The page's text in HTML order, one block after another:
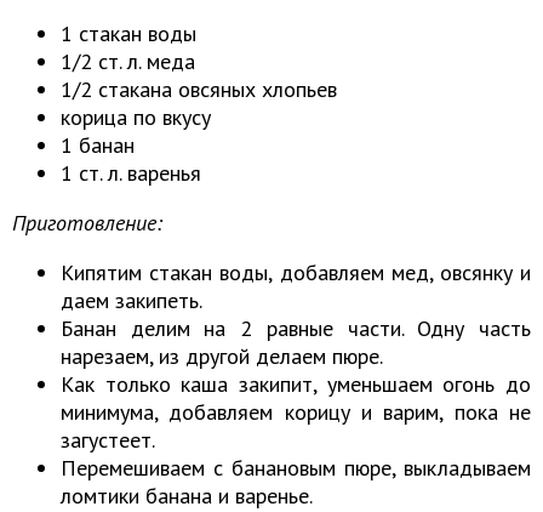
1 стакан воды
1/2 ст. л. меда
1/2 стакана овсяных хлопьев
корица по вкусу
1 банан
1 ст. л. варенья
Приготовление:
Кипятим стакан воды, добавляем мед, овсянку и
даем закипеть.
Банан делим на 2 равные части. Одну часть
нарезаем, из другой делаем пюре.
Как только каша закипит, уменьшаем огонь до
минимума, добавляем корицу и варим, пока не
загустеет.
Перемешиваем с банановым пюре, выкладываем
ломтики банана и варенье.